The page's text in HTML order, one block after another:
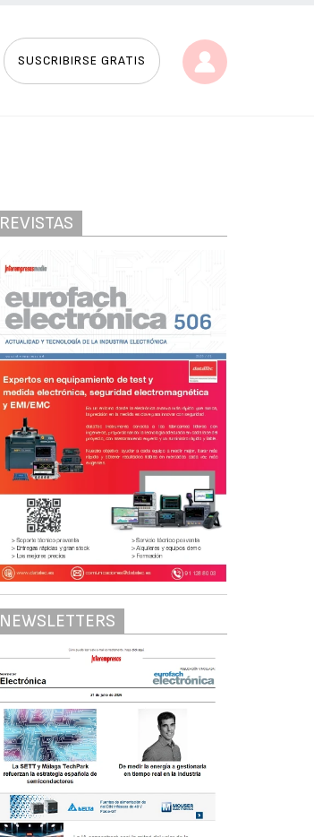
SUSCRIBIRSE GRATIS
REVISTAS
NEWSLETTERS